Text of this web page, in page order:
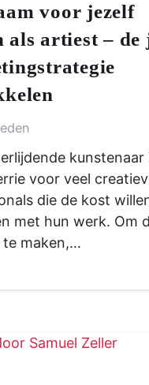
voor jezelf
als artiest – de
kunstenaar
voor veel
die de kost
met hun werk. Om
te maken,…